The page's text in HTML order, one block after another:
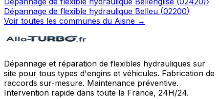
Dépannage de flexible hydraulique Belleu (02200)
Voir toutes les communes du Aisne →
Dépannage et réparation de flexibles hydrauliques sur
site pour tous types d'engins et véhicules. Fabrication de
raccords sur-mesure. Maintenance préventive.
Intervention rapide dans toute la France, 24H/24.